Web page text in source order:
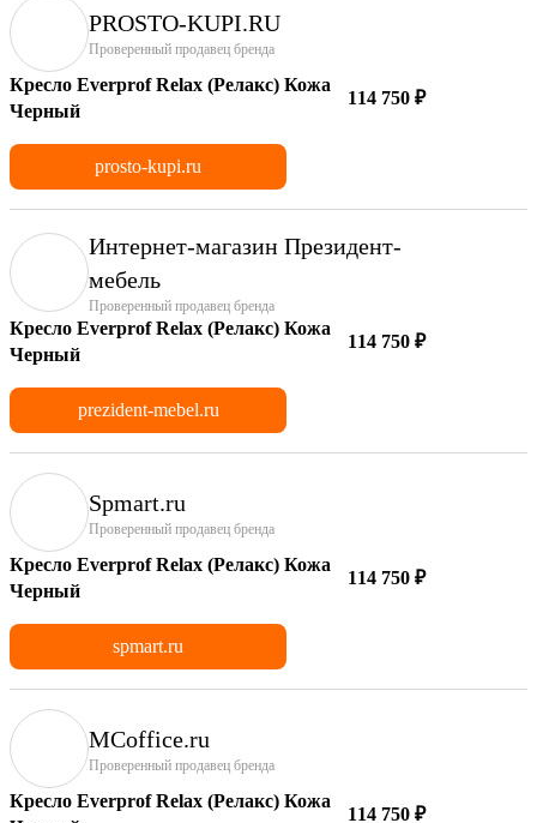
PROSTO-KUPI.RU
Проверенный продавец бренда
Кресло Everprof Relax (Релакс) Кожа
Черный
114 750 ₽
prosto-kupi.ru
Интернет-магазин Президент-
мебель
Проверенный продавец бренда
Кресло Everprof Relax (Релакс) Кожа
Черный
114 750 ₽
prezident-mebel.ru
Spmart.ru
Проверенный продавец бренда
Кресло Everprof Relax (Релакс) Кожа
Черный
114 750 ₽
spmart.ru
MCoffice.ru
Проверенный продавец бренда
Кресло Everprof Relax (Релакс) Кожа
114 750 ₽